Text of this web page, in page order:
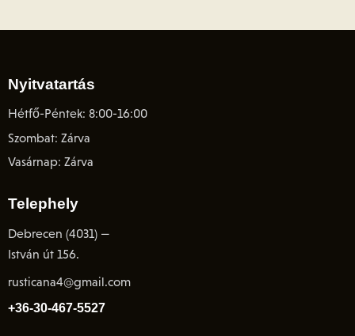
Nyitvatartás
Hétfő-Péntek: 8:00-16:00
Szombat: Zárva
Vasárnap: Zárva
Telephely
Debrecen (4031) —
István út 156.
rusticana4@gmail.com
+36-30-467-5527